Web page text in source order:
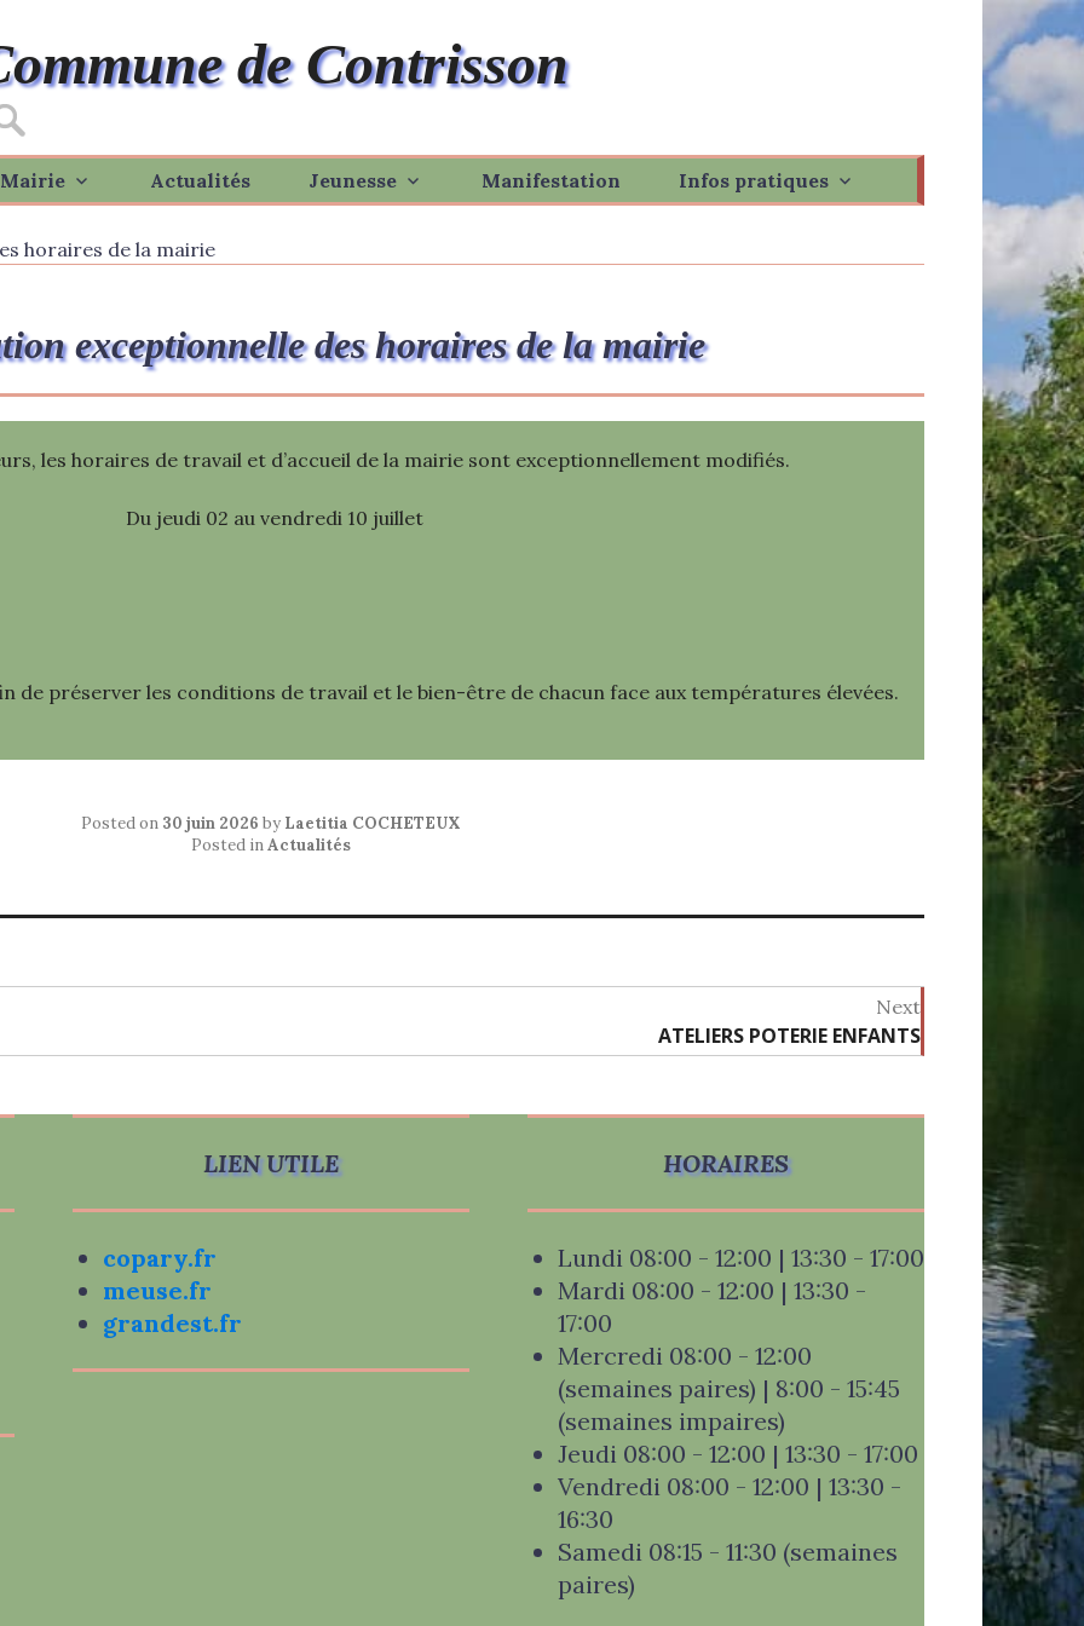
de Contrisson
Mairie Actualités Jeunesse Manifestation Infos pratiques
horaires de la mairie
exceptionnelle des horaires de la mairie
les horaires de travail et d’accueil de la mairie sont exceptionnellement modifiés.
Du jeudi 02 au vendredi 10 juillet
de préserver les conditions de travail et le bien-être de chacun face aux températures élevées.
Posted on 30 juin 2026 by Laetitia COCHETEUX
Posted inActualités
Next
Next
post:
ATELIERS POTERIE ENFANTS
LIEN UTILE
copary.fr
meuse.fr
grandest.fr
HORAIRES
Lundi 08:00 - 12:00 | 13:30 - 17:00
Mardi 08:00 - 12:00 | 13:30 -
17:00
Mercredi 08:00 - 12:00
(semaines paires) | 8:00 - 15:45
(semaines impaires)
Jeudi 08:00 - 12:00 | 13:30 - 17:00
Vendredi 08:00 - 12:00 | 13:30 -
16:30
Samedi 08:15 - 11:30 (semaines
paires)